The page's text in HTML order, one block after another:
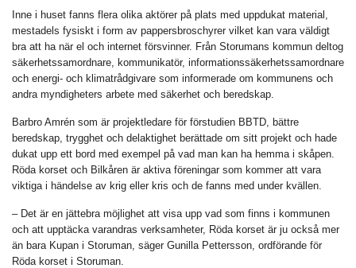
Inne i huset fanns flera olika aktörer på plats med uppdukat material,
mestadels fysiskt i form av pappersbroschyrer vilket kan vara väldigt
bra att ha när el och internet försvinner. Från Storumans kommun deltog
säkerhetssamordnare, kommunikatör, informationssäkerhetssamordnare
och energi- och klimatrådgivare som informerade om kommunens och
andra myndigheters arbete med säkerhet och beredskap.
Barbro Amrén som är projektledare för förstudien BBTD, bättre
beredskap, trygghet och delaktighet berättade om sitt projekt och hade
dukat upp ett bord med exempel på vad man kan ha hemma i skåpen.
Röda korset och Bilkåren är aktiva föreningar som kommer att vara
viktiga i händelse av krig eller kris och de fanns med under kvällen.
– Det är en jättebra möjlighet att visa upp vad som finns i kommunen
och att upptäcka varandras verksamheter, Röda korset är ju också mer
än bara Kupan i Storuman, säger Gunilla Pettersson, ordförande för
Röda korset i Storuman.